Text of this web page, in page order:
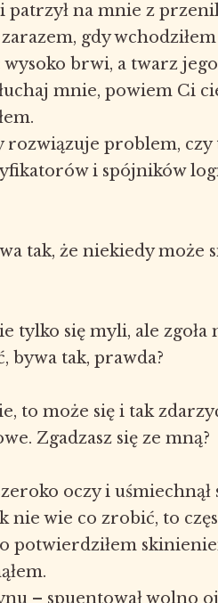
i patrzył na mnie z
gdy
wysoko brwi, a twarz
mnie, powiem Ci
rozwiązuje problem,
i spójników
tak, że niekiedy może
tylko się myli, ale
bywa tak, prawda?
to może się i tak
Zgadzasz się ze mną?
oczy i
nie wie co zrobić, to
potwierdziłem
– spuentował wolno